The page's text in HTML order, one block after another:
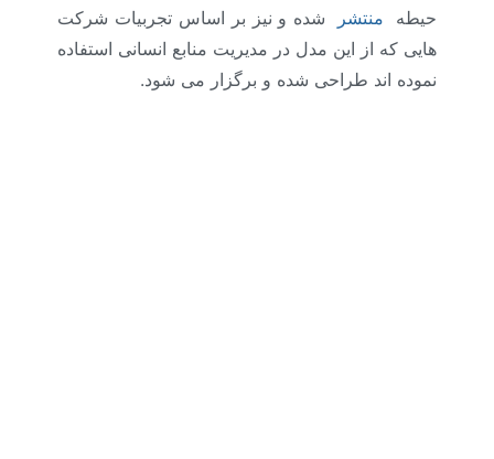
حیطه
منتشر
شده و نیز بر اساس تجربیات شرکت
هایی که از این مدل در مدیریت منابع انسانی استفاده
نموده اند طراحی شده و برگزار می شود.